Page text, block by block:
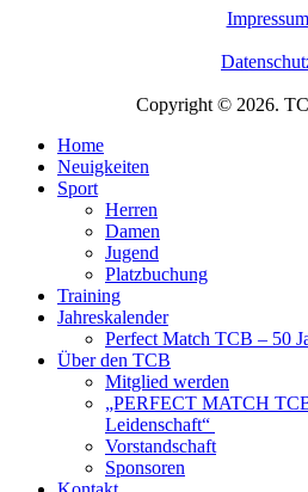
Impressum
Copyright © 2026.
Home
Neuigkeiten
Sport
Herren
Damen
Jugend
Platzbuchung
Training
Jahreskalender
Perfect Match TCB – 50
Über den TCB
Mitglied werden
„PERFECT MATCH
Leidenschaft“
Vorstandschaft
Sponsoren